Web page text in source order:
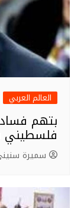
العالم العربي
بتهم
فلسطيني
سميرة